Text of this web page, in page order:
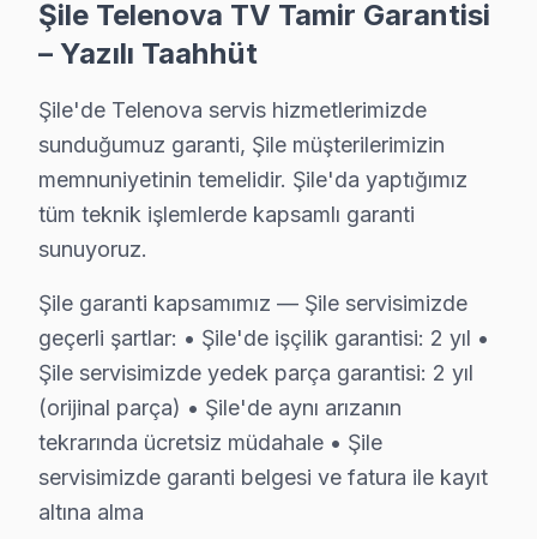
Şile Telenova TV müşterilerimize verdiğimiz söz
• 6 aylık işçilik güvencesi: Şile'de Telenova arızası
• İmzalı bu cihaz garanti belgesi: Şile servis çıkışında
• Telenova TV tamiri sonrası işçilik garantimiz eksiksiz
• Şile Telenova sonrası destek: Merak ettiğinizde
Şile Telenova Mevsimsel Servis Verisi
Şile'de Telenova TV servis talebinin mevsimsel
Şile Yolu (D-020) ve E-80 bağlantısı
Telenova parça tedariki açısından da Şile'ye özgü
Şile Telenova TV Servisi – Sık Sorulan Sorular
S: Şile'de arıza tespit nasıl yapılıyor?
Şile Telenova TV Tamir Garantisi
– Yazılı Taahhüt
Şile'de Telenova servis hizmetlerimizde
sunduğumuz garanti, Şile müşterilerimizin
memnuniyetinin temelidir. Şile'da yaptığımız
tüm teknik işlemlerde kapsamlı garanti
sunuyoruz.
Şile garanti kapsamımız — Şile servisimizde
geçerli şartlar: • Şile'de işçilik garantisi: 2 yıl •
Şile servisimizde yedek parça garantisi: 2 yıl
(orijinal parça) • Şile'de aynı arızanın
tekrarında ücretsiz müdahale • Şile
servisimizde garanti belgesi ve fatura ile kayıt
altına alma